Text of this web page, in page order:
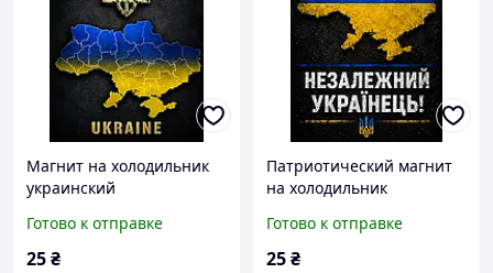
Магнит на холодильник
украинский
Перемога за нами карта
Украины, Тризуб,
Готово к отправке
25₴
Патриотический магнит
на холодильник
украинский
патриотический сувенир
Готово к отправке
25₴